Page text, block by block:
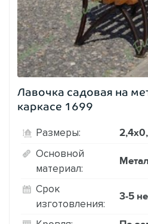
Лавочка садовая на
каркасе 1699
Размеры:
Основной
материал:
Срок
изготовления:
3-5